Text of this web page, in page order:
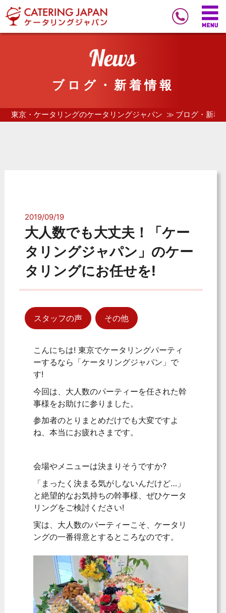
ブログ・新着情報
東京・ケータリングのケータリングジャパン ブログ・新着
2019/09/19
大人数でも大丈夫！「ケー
タリングジャパン」のケー
タリングにお任せを!
スタッフの声 その他
こんにちは! 東京でケータリングパーティ
ーするなら「ケータリングジャパン」で
す!
今回は、大人数のパーティーを任された幹
事様をお助けに参りました。
参加者のとりまとめだけでも大変ですよ
ね、本当にお疲れさまです。
会場やメニューは決まりそうですか?
「まったく決まる気がしないんだけど…」
と絶望的なお気持ちの幹事様、ぜひケータ
リングをご検討ください!
実は、大人数のパーティーこそ、ケータリ
ングの一番得意とするところなのです。